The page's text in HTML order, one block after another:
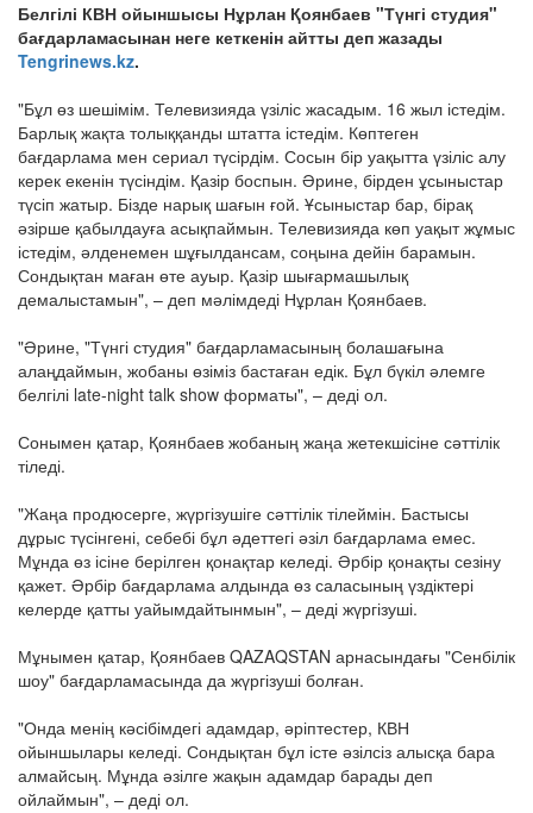
Белгілі КВН ойыншысы Нұрлан Қоянбаев "Түнгі студия"
бағдарламасынан неге кеткенін айтты деп жазады
Tengrinews.kz.
"Бұл өз шешімім. Телевизияда үзіліс жасадым. 16 жыл істедім.
Барлық жақта толыққанды штатта істедім. Көптеген
бағдарлама мен сериал түсірдім. Сосын бір уақытта үзіліс алу
керек екенін түсіндім. Қазір боспын. Әрине, бірден ұсыныстар
түсіп жатыр. Бізде нарық шағын ғой. Ұсыныстар бар, бірақ
әзірше қабылдауға асықпаймын. Телевизияда көп уақыт жұмыс
істедім, әлденемен шұғылдансам, соңына дейін барамын.
Сондықтан маған өте ауыр. Қазір шығармашылық
демалыстамын", – деп мәлімдеді Нұрлан Қоянбаев.
"Әрине, "Түнгі студия" бағдарламасының болашағына
алаңдаймын, жобаны өзіміз бастаған едік. Бұл бүкіл әлемге
белгілі late-night talk show форматы", – деді ол.
Сонымен қатар, Қоянбаев жобаның жаңа жетекшісіне сәттілік
тіледі.
"Жаңа продюсерге, жүргізушіге сәттілік тілеймін. Бастысы
дұрыс түсінгені, себебі бұл әдеттегі әзіл бағдарлама емес.
Мұнда өз ісіне берілген қонақтар келеді. Әрбір қонақты сезіну
қажет. Әрбір бағдарлама алдында өз саласының үздіктері
келерде қатты уайымдайтынмын", – деді жүргізуші.
Мұнымен қатар, Қоянбаев QAZAQSTAN арнасындағы "Сенбілік
шоу" бағдарламасында да жүргізуші болған.
"Онда менің кәсібімдегі адамдар, әріптестер, КВН
ойыншылары келеді. Сондықтан бұл істе әзілсіз алысқа бара
алмайсың. Мұнда әзілге жақын адамдар барады деп
ойлаймын", – деді ол.